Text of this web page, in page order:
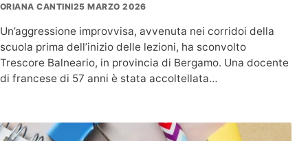
ORIANA CANTINI25 MARZO 2026
Un’aggressione improvvisa, avvenuta nei corridoi della
scuola prima dell’inizio delle lezioni, ha sconvolto
Trescore Balneario, in provincia di Bergamo. Una docente
di francese di 57 anni è stata accoltellata…